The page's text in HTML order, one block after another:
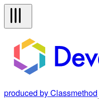
produced by Classmethod